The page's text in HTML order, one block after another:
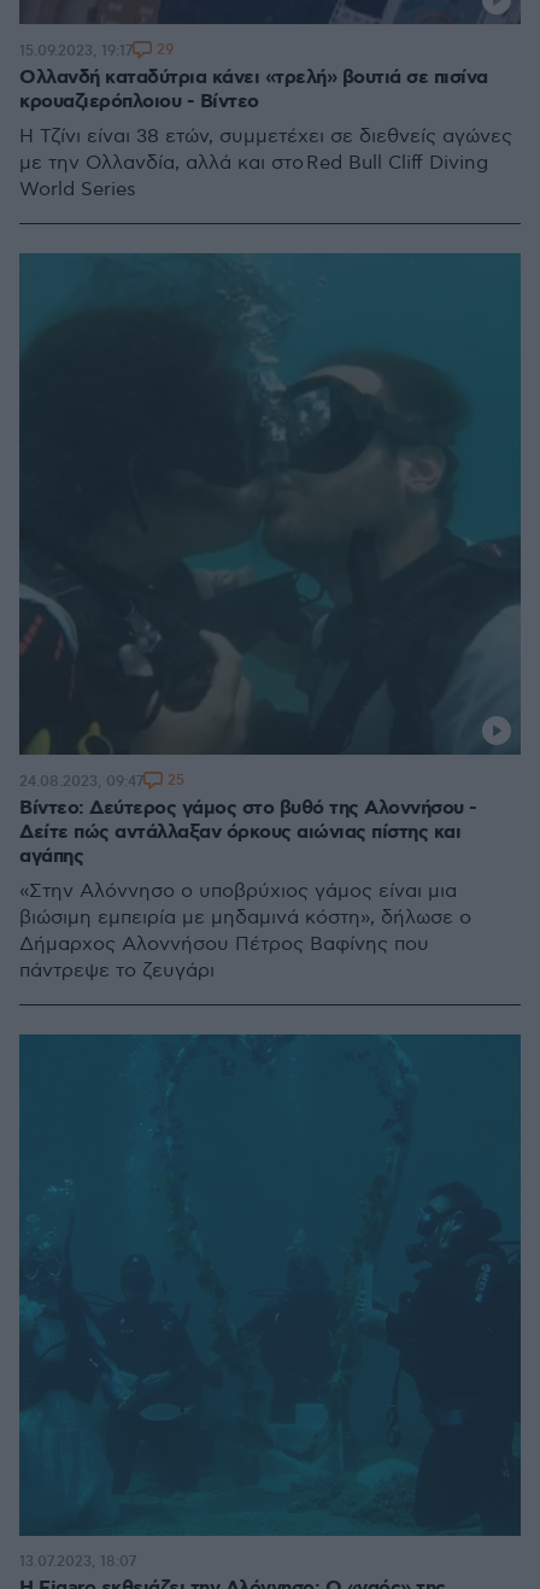
Ολλανδή καταδύτρια κάνει «τρελή» βουτιά σε πισίνα
κρουαζιερόπλοιου - Βίντεο
Η Τζίνι είναι 38 ετών, συμμετέχει σε διεθνείς αγώνες
με την Ολλανδία, αλλά και στο Red Bull Cliff Diving
World Series
15.09.2023, 19:17 29
Βίντεο: Δεύτερος γάμος στο βυθό της Αλοννήσου -
Δείτε πώς αντάλλαξαν όρκους αιώνιας πίστης και
αγάπης
«Στην Αλόννησο ο υποβρύχιος γάμος είναι μια
βιώσιμη εμπειρία με μηδαμινά κόστη», δήλωσε ο
Δήμαρχος Αλοννήσου Πέτρος Βαφίνης που
πάντρεψε το ζευγάρι
24.08.2023, 09:47 25
13.07.2023, 18:07